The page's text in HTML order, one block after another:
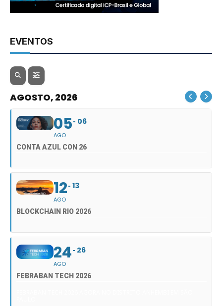
EVENTOS
AGOSTO, 2026
05
AGO
06
CONTA AZUL CON 26
12
AGO
13
BLOCKCHAIN RIO 2026
24
AGO
26
FEBRABAN TECH 2026